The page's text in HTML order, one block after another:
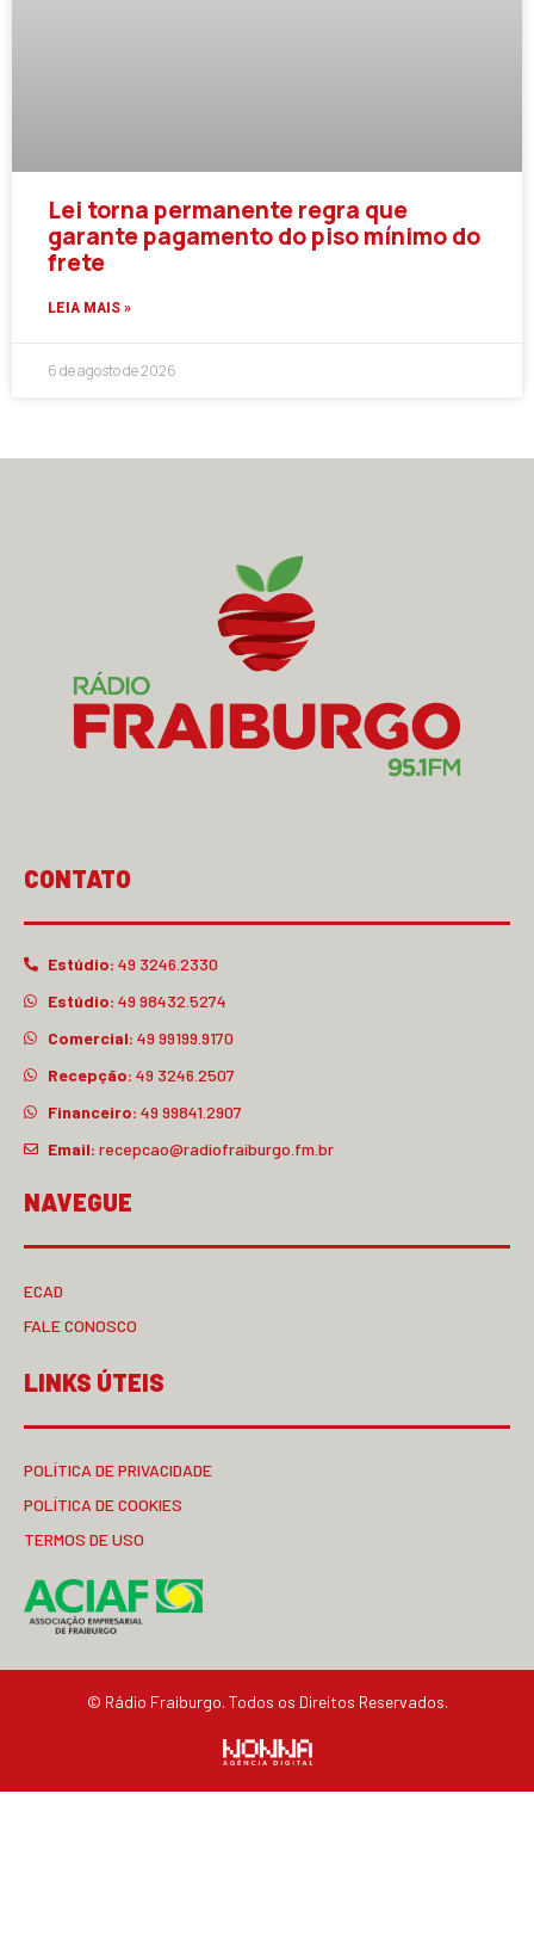
Lei torna permanente regra que
garante pagamento do piso mínimo do
frete
LEIA MAIS »
6 de agosto de 2026
CONTATO
Estúdio: 49 3246.2330
Estúdio: 49 98432.5274
Comercial: 49 99199.9170
Recepção: 49 3246.2507
Financeiro: 49 99841.2907
Email: recepcao@radiofraiburgo.fm.br
NAVEGUE
ECAD
FALE CONOSCO
LINKS ÚTEIS
POLÍTICA DE PRIVACIDADE
POLÍTICA DE COOKIES
TERMOS DE USO
© Rádio Fraiburgo. Todos os Direitos Reservados.